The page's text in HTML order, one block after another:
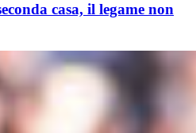
casa, il legame non